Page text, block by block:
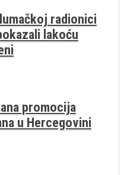
radionici
lakoću
promocija
u Hercegovini